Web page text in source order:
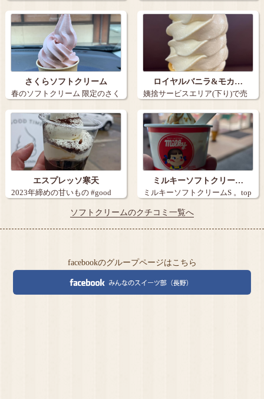
里へ やっ…
プさんに寄り…
さくらソフトクリーム
春のソフトクリーム 限定のさく
ら ピ…
ロイヤルバニラ&モカ…
姨捨サービスエリア(下り)で売
られてまし…
エスプレッソ寒天
2023年締めの甘いもの #good
ミルキーソフトクリー…
ミルキーソフトクリームS 。top
pin…
ソフトクリームのクチコミ一覧へ
facebookのグループページはこちら